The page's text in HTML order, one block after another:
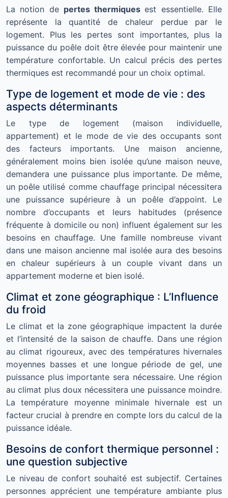
La notion de pertes thermiquesest essentielle. Elle
représente la quantité de chaleur perdue par le
logement. Plus les pertes sont importantes, plus la
puissance du poêle doit être élevée pour maintenir une
température confortable. Un calcul précis des pertes
thermiques est recommandé pour un choix optimal.
Type de logement et mode de vie : des
aspects déterminants
Le type de logement (maison individuelle,
appartement) et le mode de vie des occupants sont
des facteurs importants. Une maison ancienne,
généralement moins bien isolée qu’une maison neuve,
demandera une puissance plus importante. De même,
un poêle utilisé comme chauffage principal nécessitera
une puissance supérieure à un poêle d’appoint. Le
nombre d’occupants et leurs habitudes (présence
fréquente à domicile ou non) influent également sur les
besoins en chauffage. Une famille nombreuse vivant
dans une maison ancienne mal isolée aura des besoins
en chaleur supérieurs à un couple vivant dans un
appartement moderne et bien isolé.
Climat et zone géographique : L’Influence
du froid
Le climat et la zone géographique impactent la durée
et l’intensité de la saison de chauffe. Dans une région
au climat rigoureux, avec des températures hivernales
moyennes basses et une longue période de gel, une
puissance plus importante sera nécessaire. Une région
au climat plus doux nécessitera une puissance moindre.
La température moyenne minimale hivernale est un
facteur crucial à prendre en compte lors du calcul de la
puissance idéale.
Besoins de confort thermique personnel :
une question subjective
Le niveau de confort souhaité est subjectif. Certaines
personnes apprécient une température ambiante plus